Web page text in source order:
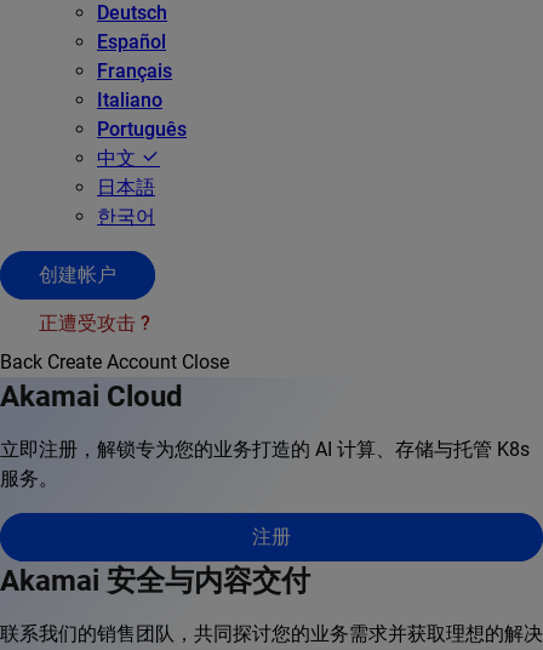
Deutsch
Español
Français
Italiano
Português
中文
日本語
한국어
创建帐户
正遭受攻击 ?
Back Create Account Close
Akamai Cloud
立即注册，解锁专为您的业务打造的 AI 计算、存储与托管 K8s
服务。
注册
Akamai 安全与内容交付
联系我们的销售团队，共同探讨您的业务需求并获取理想的解决